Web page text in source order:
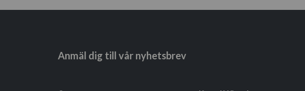
Anmäl dig till vår nyhetsbrev